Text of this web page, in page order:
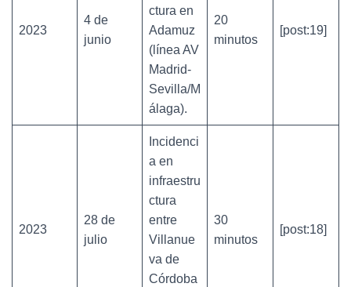
2023
4 de
junio
ctura en
Adamuz
(línea AV
Madrid-
Sevilla/M
álaga).
20
minutos
[post:19]
2023
28 de
julio
Incidenci
a en
infraestru
ctura
entre
Villanue
va de
Córdoba
30
minutos
[post:18]